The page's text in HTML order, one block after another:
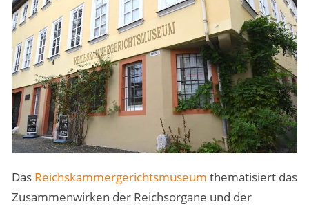
Das Reichskammergerichtsmuseum thematisiert das
Zusammenwirken der Reichsorgane und der